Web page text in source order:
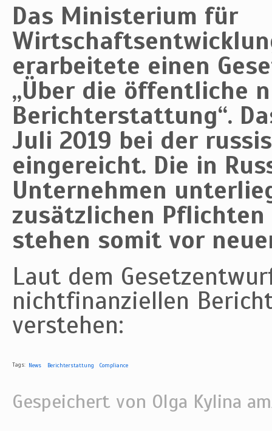
Das Ministerium für
erarbeitete einen
„Über die öffentliche
Berichterstattung“.
Juli 2019 bei der
eingereicht. Die in
Unternehmen
zusätzlichen
stehen somit vor
Laut dem
nichtfinanziellen
verstehen:
Tags: News Berichterstattung Compliance
Gespeichert von Olga Kylina